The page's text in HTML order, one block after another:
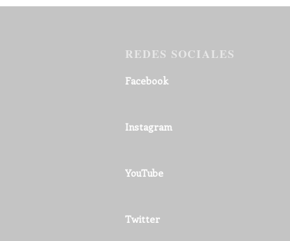
REDES SOCIALES
Facebook
Instagram
YouTube
Twitter